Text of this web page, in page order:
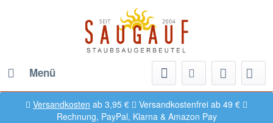
Menü
Versandkosten ab 3,95 €
Versandkostenfrei ab 49 €
Rechnung, PayPal, Klarna & Amazon Pay